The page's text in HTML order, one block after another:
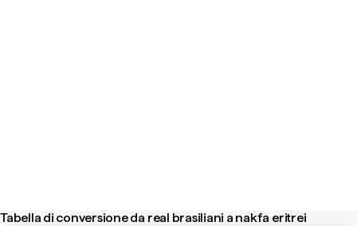
Tabella di conversione da real brasiliani a nakfa eritrei